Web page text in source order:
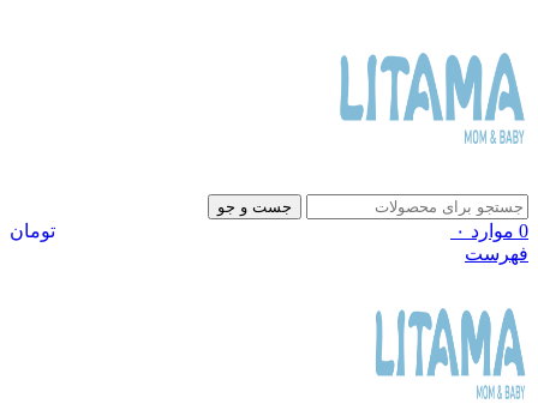
جست و جو
0 موارد ۰
تومان
فهرست